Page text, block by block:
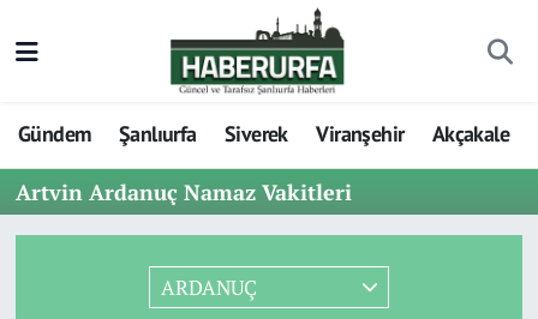
Gündem Şanlıurfa Siverek Viranşehir Akçakale
Artvin Ardanuç Namaz Vakitleri
ARDANUÇ